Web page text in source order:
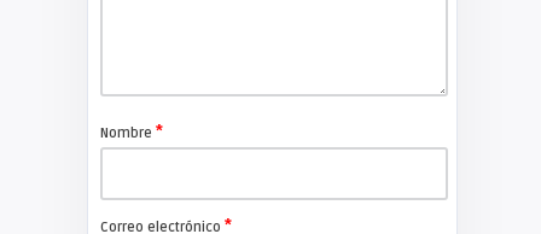
Nombre *
Correo electrónico *